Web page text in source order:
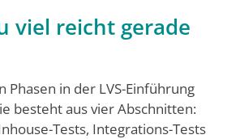
viel reicht gerade
Phasen in der LVS-Einführung
besteht aus vier Abschnitten:
Tests, Integrations-Tests